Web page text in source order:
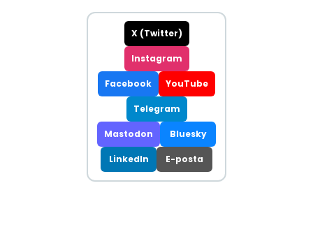
X (Twitter)
Instagram
Facebook YouTube
Telegram
Mastodon Bluesky
LinkedIn E-posta